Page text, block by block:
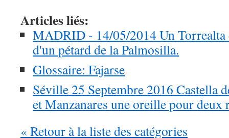
Articles liés:
MADRID - 14/05/2014 Un Torrealta
d'un pétard de la Palmosilla.
Glossaire: Fajarse
Séville 25 Septembre 2016 Castella
et Manzanares une oreille pour deux
« Retour à la liste des catégories